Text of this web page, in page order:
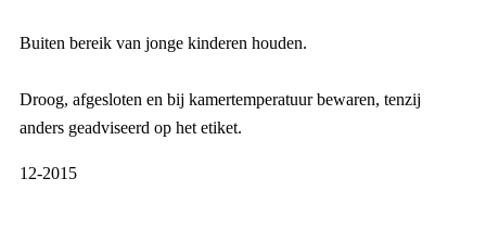
Buiten bereik van jonge kinderen houden.
Droog, afgesloten en bij kamertemperatuur bewaren, tenzij
anders geadviseerd op het etiket.
12-2015